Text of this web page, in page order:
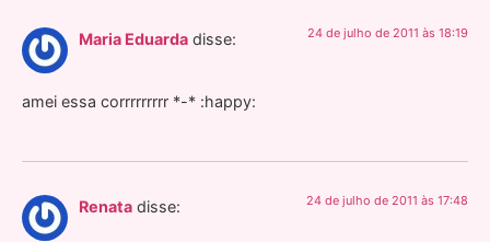
Maria Eduarda disse: 24 de julho de 2011 às 18:19
amei essa corrrrrrrrr *-* :happy:
Renata disse: 24 de julho de 2011 às 17:48